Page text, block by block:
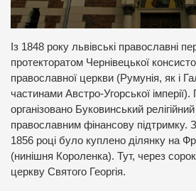
Із 1848 року львівські православні
протекторатом Чернівецької
православної церкви (Румунія, як і
частинами Австро-Угорської
організовано Буковинський
православним фінансову підтримку.
1856 році було куплено ділянку на
(нинішня Короленка). Тут, через
церкву Святого Георгія.